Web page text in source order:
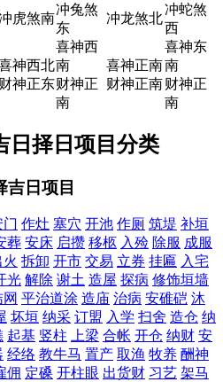
虎煞南
冲兔煞
东
冲龙煞北
冲蛇煞
西
神西北
财神正东
喜神西
南
财神正
南
喜神正南
财神正南
喜神东
南
财神正
南
日择日项目分类
吉日项目
门 作灶 塞穴 开池 作厕 筑堤 补垣
葬 安床 启攒 移柩 入殓 除服 成服
火 拆卸 开市 交易 立券 挂匾 入宅
光 解除 谢土 造屋 探病 修饰垣墙
平治道涂 造庙 治病 安碓硙 沐
坏垣 纳采 订盟 入学 扫舍 造仓 纳
起基 竖柱 上梁 合帐 开仓 纳财 安
经络 教牛马 置产 取渔 牧养 酬神
佣 定磉 开柱眼 出货财 习艺 架马